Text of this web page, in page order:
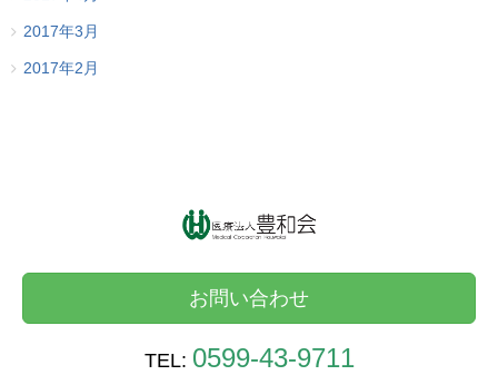
2017年3月
2017年2月
お問い合わせ
TEL: 0599-43-9711